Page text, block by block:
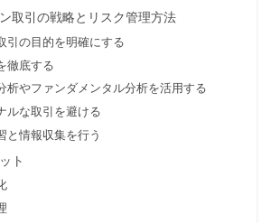
取引の戦略とリスク管理方法
引の目的を明確にする
徹底する
析やファンダメンタル分析を活用する
ルな取引を避ける
と情報収集を行う
ト